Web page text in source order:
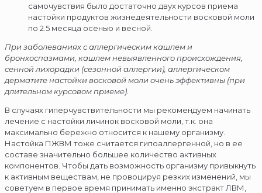
самочувствия было достаточно двух курсов приема
настойки продуктов жизнедеятельности восковой моли
по 2.5 месяца осенью и весной.
При заболеваниях с аллергическим кашлем и
бронхоспазмами, кашлем невыявленного происхождения,
сенной лихорадки (сезонной аллергии), аллергическом
дерматите настойки восковой моли очень эффективны (при
длительном курсовом приеме).
В случаях гиперчувствительности мы рекомендуем начинать
лечение с настойки личинок восковой моли, т.к. она
максимально бережно относится к нашему организму.
Настойка ПЖВМ тоже считается гипоаллергенной, но в ее
составе значительно большее количество активных
компонентов. Чтобы дать возможность организму привыкнуть
к активным веществам, не провоцируя резких изменений, мы
советуем в первое время принимать именно экстракт ЛВМ,